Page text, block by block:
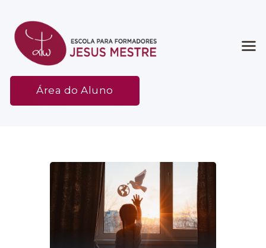
Área do Aluno
Início
Associação